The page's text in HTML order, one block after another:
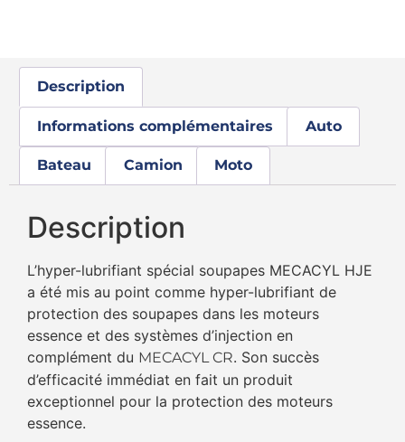
Description
Informations complémentaires Auto
Bateau Camion Moto
Description
L’hyper-lubrifiant spécial soupapes MECACYL HJE
a été mis au point comme hyper-lubrifiant de
protection des soupapes dans les moteurs
essence et des systèmes d’injection en
complément du MECACYL CR. Son succès
d’efficacité immédiat en fait un produit
exceptionnel pour la protection des moteurs
essence.